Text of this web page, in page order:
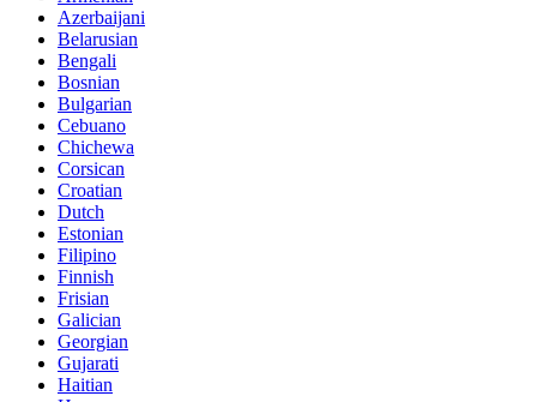
Azerbaijani
Belarusian
Bengali
Bosnian
Bulgarian
Cebuano
Chichewa
Corsican
Croatian
Dutch
Estonian
Filipino
Finnish
Frisian
Galician
Georgian
Gujarati
Haitian